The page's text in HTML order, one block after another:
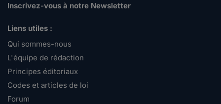
Inscrivez-vous à notre Newsletter
Liens utiles :
Qui sommes-nous
L'équipe de rédaction
Principes éditoriaux
Codes et articles de loi
Forum